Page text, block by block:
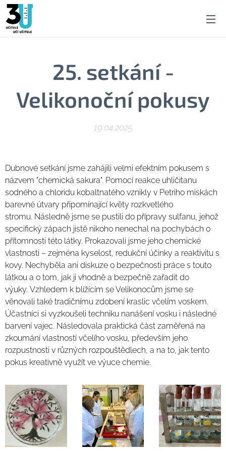
25. setkání -
Velikonoční pokusy
19.04.2025
Dubnové setkání jsme zahájili velmi efektním pokusem s
názvem "chemická sakura". Pomocí reakce uhličitanu
sodného a chloridu kobaltnatého vznikly v Petriho miskách
barevné útvary připomínající květy rozkvetlého
stromu. Následně jsme se pustili do přípravy sulfanu, jehož
specifický zápach jistě nikoho nenechal na pochybách o
přítomnosti této látky. Prokazovali jsme jeho chemické
vlastnosti – zejména kyselost, redukční účinky a reaktivitu s
kovy. Nechyběla ani diskuze o bezpečnosti práce s touto
látkou a o tom, jak ji vhodně a bezpečně zařadit do
výuky. Vzhledem k blížícím se Velikonocům jsme se
věnovali také tradičnímu zdobení kraslic včelím voskem.
Účastníci si vyzkoušeli techniku nanášení vosku i následné
barvení vajec. Následovala praktická část zaměřená na
zkoumání vlastností včelího vosku, především jeho
rozpustnosti v různých rozpouštědlech, a na to, jak tento
pokus kreativně využít ve výuce chemie.